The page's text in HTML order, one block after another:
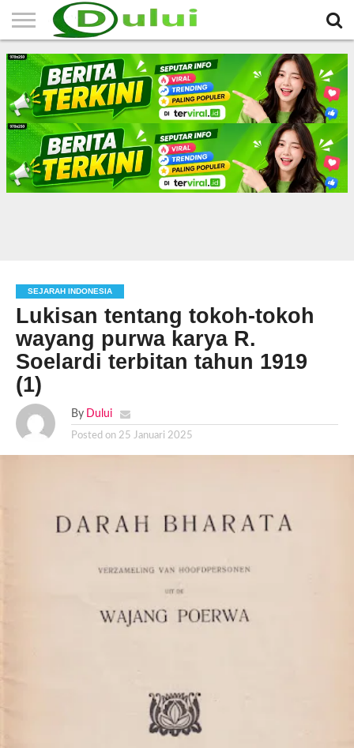
HOME
TERBARU
BERITA
SEJARAH
KOMUNITAS
IKLAN
GRATIS
RELIGI
LAINNYA
MITRA
SEJARAH INDONESIA
Lukisan tentang tokoh-tokoh
wayang purwa karya R.
Soelardi terbitan tahun 1919
(1)
By Dului
Posted on 25 Januari 2025